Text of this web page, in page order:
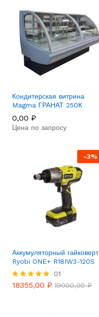
Кондитерская витрина
Magma ГРАНАТ 250К
0,00 ₽
Цена по запросу
-3%
Аккумуляторный гайковерт
Ryobi ONE+ R18IW3-120S
Rated
01
18355,00 ₽ 19000,00₽